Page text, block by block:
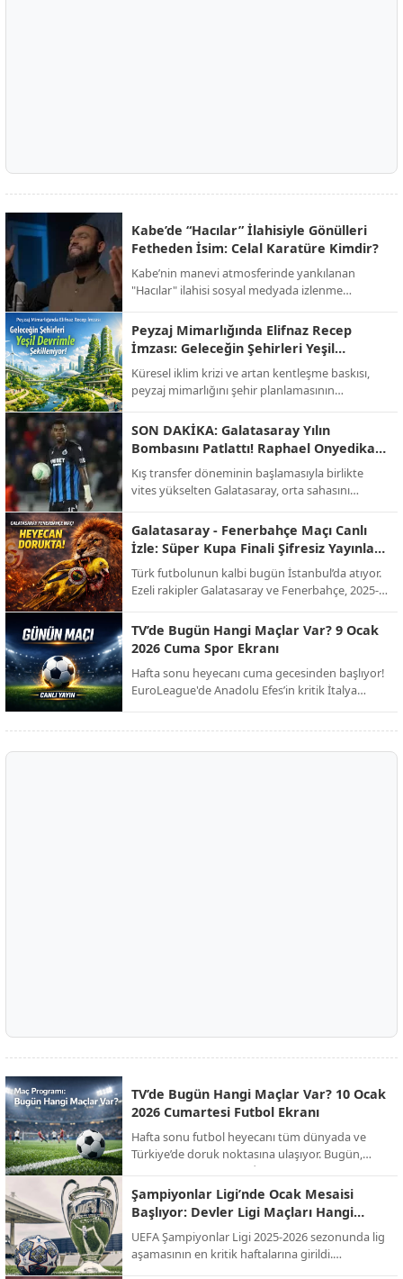
Kabe’de “Hacılar” İlahisiyle Gönülleri
Fetheden İsim: Celal Karatüre Kimdir?
Kabe’nin manevi atmosferinde yankılanan
"Hacılar" ilahisi sosyal medyada izlenme
Karatüre’nin hayatı ve biyografisi merak konusu
oldu.
Peyzaj Mimarlığında Elifnaz Recep
İmzası: Geleceğin Şehirleri Yeşil
Devrimle Şekilleniyor!
Küresel iklim krizi ve artan kentleşme baskısı,
peyzaj mimarlığını şehir planlamasının
Elifnaz Recep, modern mimarinin artık sadece
binalardan ibaret olmadığını, doğayla entegre
yaşayan "nefes alan" alanların bir zorunluluk
haline geldiğini vurguluyor.
SON DAKİKA: Galatasaray Yılın
Bombasını Patlattı! Raphael Onyedika
Transferinde Mutlu Son!
Kış transfer döneminin başlamasıyla birlikte
vites yükselten Galatasaray, orta sahasını
kırmızılı yönetim, bir süredir görüşme halinde
olduğu Nijeryalı yıldız Raphael Onyedika ve
kulübü Club Brugge ile her konuda anlaşmaya
vardı. İşte dev transferin bonservis bedeli, maaş
detayları ve sözleşme şartları!
Galatasaray - Fenerbahçe Maçı Canlı
İzle: Süper Kupa Finali Şifresiz Yayınla
Ekranda!
Türk futbolunun kalbi bugün İstanbul’da atıyor.
Ezeli rakipler Galatasaray ve Fenerbahçe, 2025-
müzelerine götürmek için karşı karşıya geliyor.
Milyonların beklediği dev derbi, şifresiz kanal
müjdesiyle futbolseverleri ekran başına kilitliyor.
TV’de Bugün Hangi Maçlar Var? 9 Ocak
2026 Cuma Spor Ekranı
Hafta sonu heyecanı cuma gecesinden başlıyor!
EuroLeague'de Anadolu Efes’in kritik İtalya
TV’de Bugün Hangi Maçlar Var? 10 Ocak
2026 Cumartesi Futbol Ekranı
Hafta sonu futbol heyecanı tüm dünyada ve
Türkiye’de doruk noktasına ulaşıyor. Bugün,
Süper Kupa finalinden İngiltere FA Cup’a,
İspanya La Liga’dan İtalya Serie A’ya kadar
onlarca kritik mücadele canlı yayınla ekranlara
gelecek. İşte günün öne çıkan maçları ve yayıncı
kuruluşları...
Şampiyonlar Ligi’nde Ocak Mesaisi
Başlıyor: Devler Ligi Maçları Hangi
Kanalda, Saat Kaçta?
UEFA Şampiyonlar Ligi 2025-2026 sezonunda lig
aşamasının en kritik haftalarına girildi.